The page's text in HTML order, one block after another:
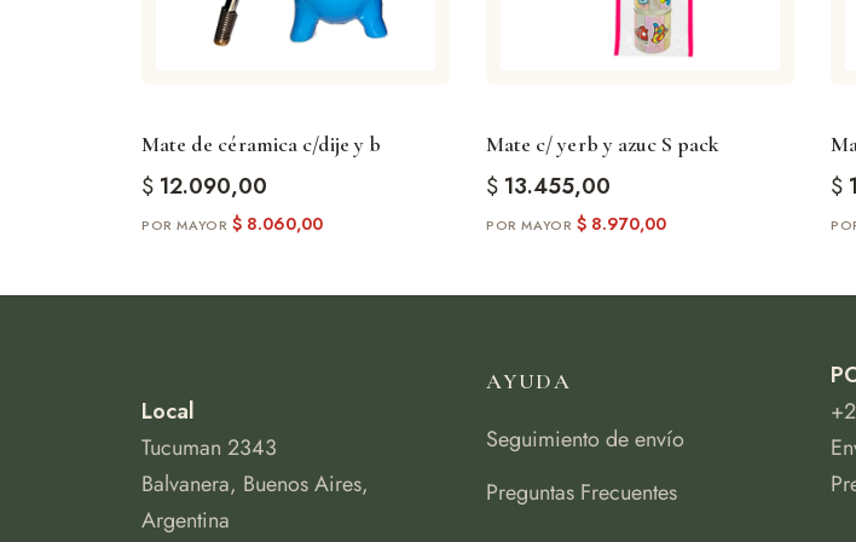
Mate de céramica c/dije y b
$ 12.090,00
$ 8.060,00
Mate c/ yerb y azuc S pack
$ 13.455,00
$ 8.970,00
$
Local
Tucuman 2343
Balvanera, Buenos Aires,
Argentina
AYUDA
Seguimiento de envío
Preguntas Frecuentes